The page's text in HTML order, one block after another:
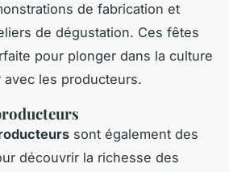
de fabrication et
de dégustation. Ces fêtes
pour plonger dans la culture
les producteurs.
sont également des
découvrir la richesse des